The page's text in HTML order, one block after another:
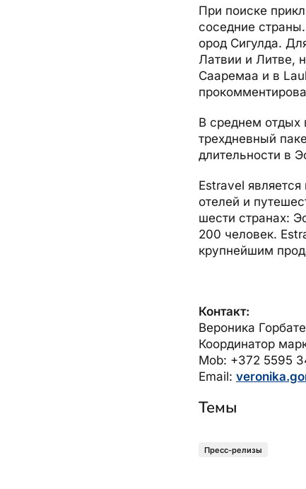
При поиске
соседние
ород Сигулда.
Латвии и Литве,
Сааремаа и в
В среднем отдых
трехдневный
длительности в
Estravel
отелей и
шести странах:
200 человек.
крупнейшим
Контакт:
Вероника
Координатор
Mob: +372 5595
Email:
Темы
Пресс-релизы